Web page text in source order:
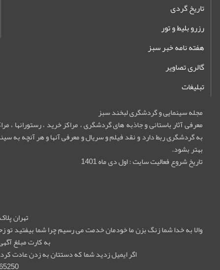
تاریخ گردی
رزرو بلیط و تور
هفته نامه خبر سبز
گالری تصاویر
تبلیغات
مجله سینمایی و گردشگری لبخند سبز
معرفی آثار باستانی و جاذبه های گردشگری ، مراکز خرید ، رستورانها
به گردشگری ربط دارد و نقد فیلم و سریال و معرفی آنها و هر آنچه به
بهتر بشود.
تاریخ شروع فعالیت سایت : اول دی ماه 1401
تهران پلاک 55
والا به خدا شما زنگ بزن ما خودمان خدمت می رسیم چرا شما
به کارت مبلغ
اگر ایمیل زدید شما که دستتان به زدن عادت